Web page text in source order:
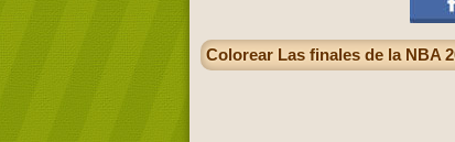
Colorear Las finales de la NBA